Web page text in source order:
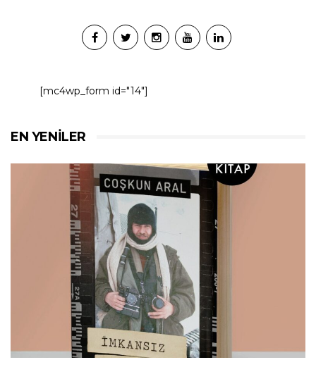
[mc4wp_form id="14"]
EN YENILER